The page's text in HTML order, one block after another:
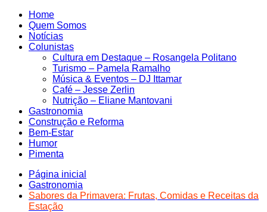
Home
Quem Somos
Notícias
Colunistas
Cultura em Destaque – Rosangela Politano
Turismo – Pamela Ramalho
Música & Eventos – DJ Ittamar
Café – Jesse Zerlin
Nutrição – Eliane Mantovani
Gastronomia
Construção e Reforma
Bem-Estar
Humor
Pimenta
Página inicial
Gastronomia
Sabores da Primavera: Frutas, Comidas e Receitas da
Estação